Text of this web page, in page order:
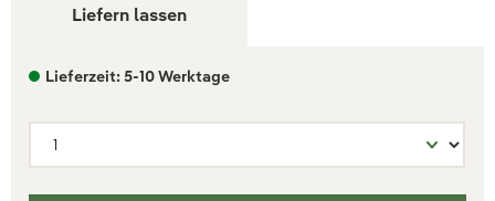
Liefern lassen
Lieferzeit: 5-10 Werktage